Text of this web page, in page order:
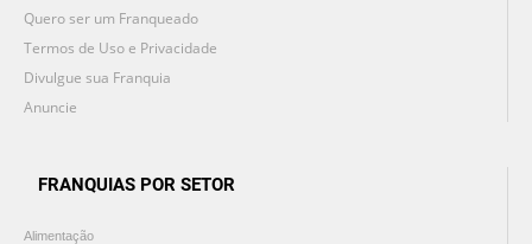
Quero ser um Franqueado
Termos de Uso e Privacidade
Divulgue sua Franquia
Anuncie
FRANQUIAS POR SETOR
Alimentação